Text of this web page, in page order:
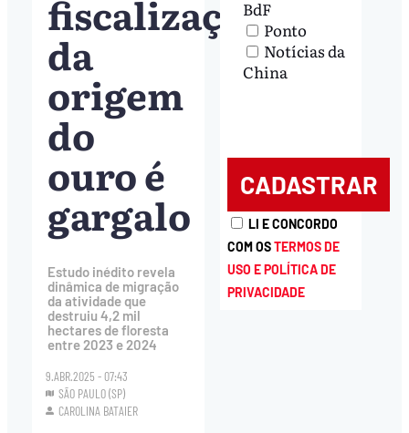
fiscalização
da
origem
do
ouro é
gargalo
Estudo inédito revela
dinâmica de migração
da atividade que
destruiu 4,2 mil
hectares de floresta
entre 2023 e 2024
9.ABR.2025 - 07:43
SÃO PAULO (SP)
CAROLINA BATAIER
BdF
Ponto
Notícias da
China
LI E CONCORDO
COM OSTERMOS DE
USO E POLÍTICA DE
PRIVACIDADE